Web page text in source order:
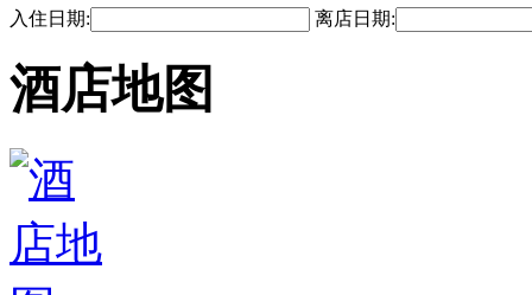
入住日期: 离店日期:
酒店地图